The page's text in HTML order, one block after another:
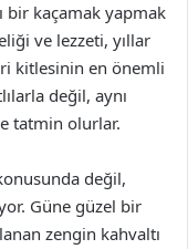
bir kaçamak yapmak
ve lezzeti, yıllar
kitlesinin en önemli
değil, aynı
tatmin olurlar.
değil,
Güne güzel bir
zengin kahvaltı